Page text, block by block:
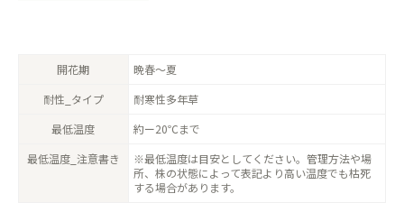
開花期
晩春〜夏
耐性_タイプ
耐寒性多年草
最低温度
約ー20℃まで
最低温度_注意書き
※最低温度は目安としてください。管理方法や場
所、株の状態によって表記より高い温度でも枯死
する場合があります。